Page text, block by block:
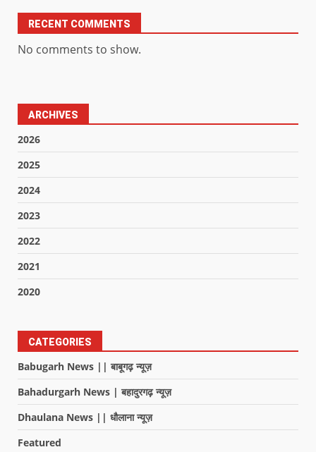
RECENT COMMENTS
No comments to show.
ARCHIVES
2026
2025
2024
2023
2022
2021
2020
CATEGORIES
Babugarh News || बाबूगढ़ न्यूज़
Bahadurgarh News | बहादुरगढ़ न्यूज़
Dhaulana News || धौलाना न्यूज़
Featured